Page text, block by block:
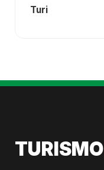
Turi
TURISMO